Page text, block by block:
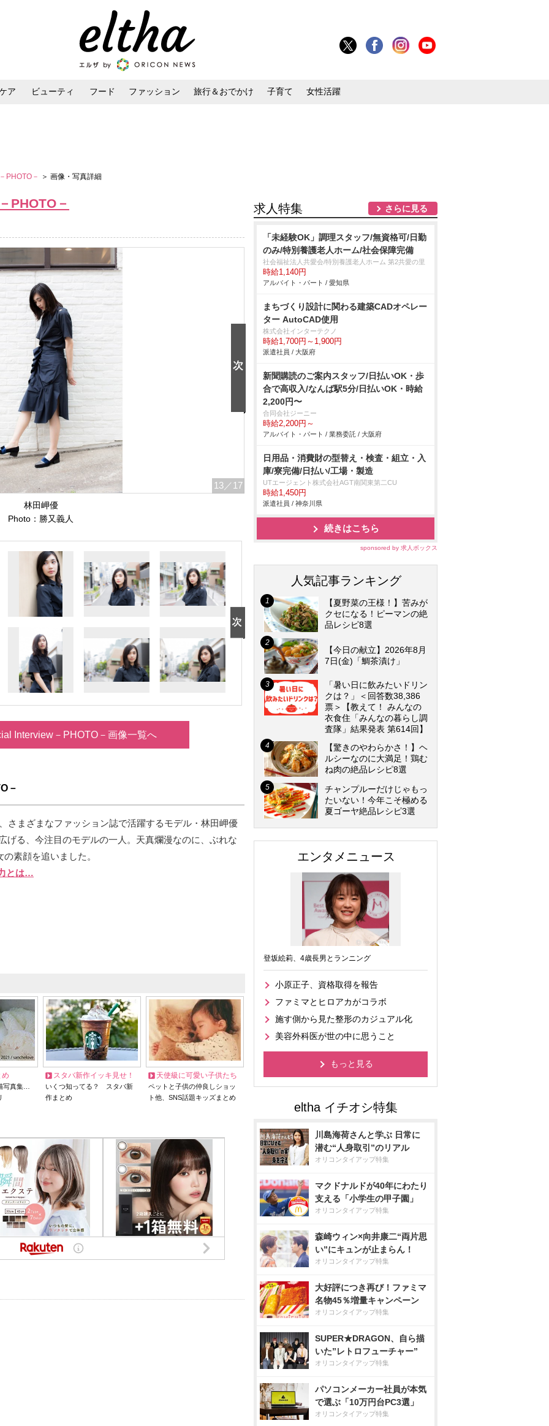
ア ビューティ フード ファッション 旅行＆おでかけ 子育て 女性活躍
PHOTO－ ＞ 画像・写真詳細
PHOTO－
13 ／17
林田岬優
Photo：勝又義人
Interview－PHOTO－画像一覧へ
－
さまざまなファッション誌で活躍するモデル・林田岬優
げる、今注目のモデルの一人。天真爛漫なのに、ぶれな
素顔を追いました。
とは…
め
写真集…
スタバ新作イッキ見せ！
いくつ知ってる？ スタバ新
作まとめ
天使級に可愛い子供たち
ペットと子供の仲良しショッ
ト他、SNS話題キッズまとめ
求人特集 さらに見る
「未経験OK」調理スタッフ/無資格可/日勤
のみ/特別養護老人ホーム/社会保障完備
社会福祉法人共愛会/特別養護老人ホーム 第2共愛の里
時給1,140円
アルバイト・パート / 愛知県
まちづくり設計に関わる建築CADオペレー
ター AutoCAD使用
株式会社インターテクノ
時給1,700円～1,900円
派遣社員 / 大阪府
新聞購読のご案内スタッフ/日払いOK・歩
合で高収入/なんば駅5分/日払いOK・時給
2,200円〜
合同会社ジーニー
時給2,200円～
アルバイト・パート / 業務委託 / 大阪府
日用品・消費財の型替え・検査・組立・入
庫/寮完備/日払い/工場・製造
UTエージェント株式会社AGT南関東第二CU
時給1,450円
派遣社員 / 神奈川県
続きはこちら
sponsored by 求人ボックス
人気記事ランキング
【夏野菜の王様！】苦みが
クセになる！ピーマンの絶
品レシピ8選
【今日の献立】2026年8月
7日(金)「鯛茶漬け」
「暑い日に飲みたいドリン
クは？」＜回答数38,386
票＞【教えて！ みんなの
衣食住「みんなの暮らし調
査隊」結果発表 第614回】
【驚きのやわらかさ！】ヘ
ルシーなのに大満足！鶏む
ね肉の絶品レシピ8選
チャンプルーだけじゃもっ
たいない！今年こそ極める
夏ゴーヤ絶品レシピ3選
エンタメニュース
登坂絵莉、4歳長男とランニング
小原正子、資格取得を報告
ファミマとヒロアカがコラボ
施す側から見た整形のカジュアル化
美容外科医が世の中に思うこと
もっと見る
川島海荷さんと学ぶ 日常に
潜む“人身取引”のリアル
オリコンタイアップ特集
マクドナルドが40年にわたり
支える「小学生の甲子園」
オリコンタイアップ特集
森崎ウィン×向井康二“両片思
い”にキュンが止まらん！
オリコンタイアップ特集
大好評につき再び！ファミマ
名物45％増量キャンペーン
オリコンタイアップ特集
SUPER★DRAGON、自ら描
いた”レトロフューチャー”
オリコンタイアップ特集
パソコンメーカー社員が本気
で選ぶ「10万円台PC3選」
オリコンタイアップ特集